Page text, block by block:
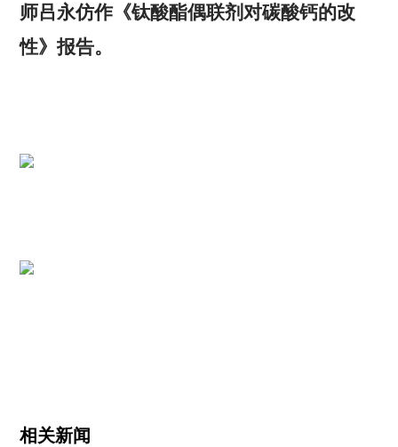
师吕永仿作《钛酸酯偶联剂对碳酸钙的改
性》报告。
相关新闻